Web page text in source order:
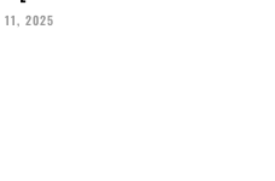
11, 2025